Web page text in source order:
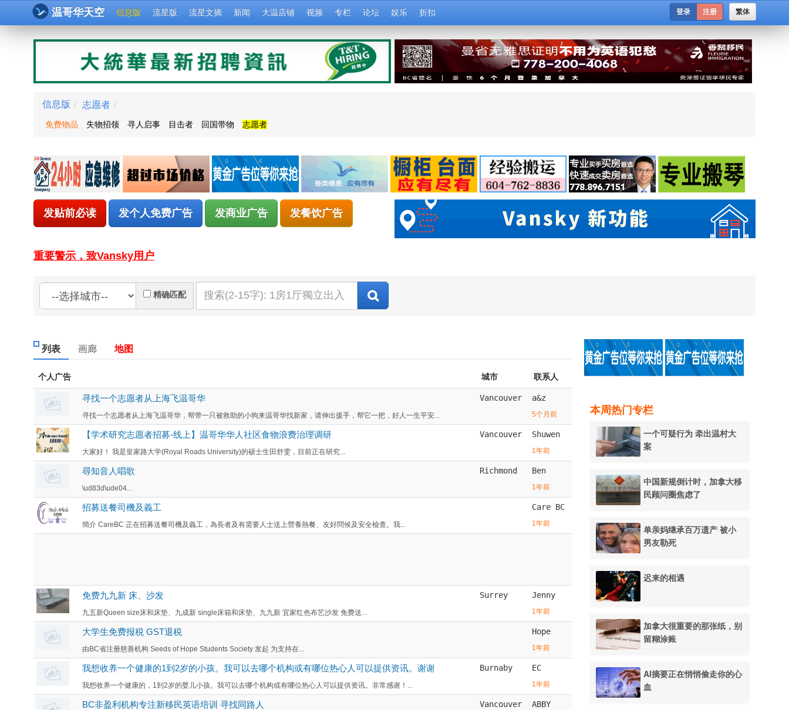
温哥华天空 信息版 流星版 流星文摘 新闻 大温店铺 视频 专栏 论坛 娱乐 折扣 繁体
登录 注册
信息版 / 志愿者 /
免费物品 失物招领 寻人启事 目击者 回国带物 志愿者
发贴前必读 发个人免费广告 发商业广告 发餐饮广告
重要警示，致Vansky用户
精确匹配
列表 画廊 地图
个人广告 城市 联系人
寻找一个志愿者从上海飞温哥华
寻找一个志愿者从上海飞温哥华，帮带一只被救助的小狗来温哥华找新家，请伸出援手，帮它一把，好人一生平安...
Vancouver a&z
5个月前
【学术研究志愿者招募-线上】温哥华华人社区食物浪费治理调研
大家好！ 我是皇家路大学(Royal Roads University)的硕士生田舒雯，目前正在研究...
Vancouver Shuwen
1年前
尋知音人唱歌
\ud83d\ude04...
Richmond Ben
1年前
招募送餐司機及義工
簡介 CareBC 正在招募送餐司機及義工，為長者及有需要人士送上營養熱餐、友好問候及安全檢查。我...
Care BC
1年前
免费九九新 床、沙发
九五新Queen size床和床垫、九成新 single床箱和床垫、九九新 宜家红色布艺沙发 免费送...
Surrey Jenny
1年前
大学生免费报税 GST退税
由BC省注册慈善机构 Seeds of Hope Students Society 发起 为支持在...
Hope
1年前
我想收养一个健康的1到2岁的小孩。我可以去哪个机构或有哪位热心人可以提供资讯。谢谢
我想收养一个健康的，1到2岁的婴儿小孩。我可以去哪个机构或有哪位热心人可以提供资讯。非常感谢！...
Burnaby EC
1年前
BC非盈利机构专注新移民英语培训 寻找同路人 Vancouver ABBY
本周热门专栏
一个可疑行为 牵出温村大
案
中国新规倒计时，加拿大移
民顾问圈焦虑了
单亲妈继承百万遗产 被小
男友勒死
迟来的相遇
加拿大很重要的那张纸，别
留糊涂账
AI摘要正在悄悄偷走你的心
血